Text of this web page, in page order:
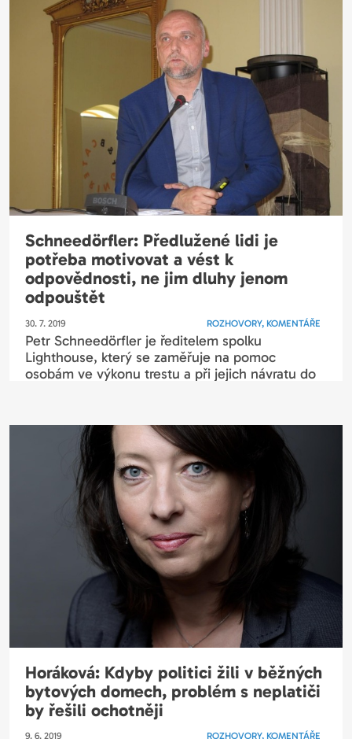
Schneedörfler: Předlužené lidi je
potřeba motivovat a vést k
odpovědnosti, ne jim dluhy jenom
odpouštět
30. 7. 2019 ROZHOVORY, KOMENTÁŘE
Petr Schneedörfler je ředitelem spolku
Lighthouse, který se zaměřuje na pomoc
osobám ve výkonu trestu a při jejich návratu do
Horáková: Kdyby politici žili v běžných
bytových domech, problém s neplatiči
by řešili ochotněji
9. 6. 2019 ROZHOVORY, KOMENTÁŘE